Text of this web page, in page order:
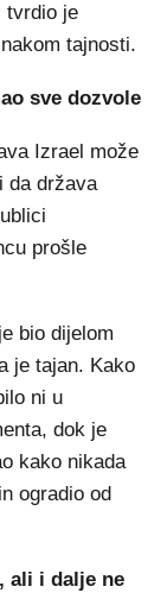
tvrdio je
tajnosti.
sve dozvole
Izrael može
da država
prošle
bio dijelom
je tajan. Kako
ni u
dok je
kako nikada
ogradio od
ali i dalje ne